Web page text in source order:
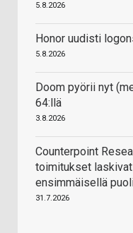
5.8.2026
Honor uudisti
5.8.2026
Doom pyörii nyt
64:llä
3.8.2026
Counterpoint
toimitukset
ensimmäisellä
31.7.2026